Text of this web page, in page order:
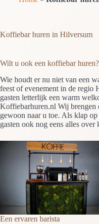
Koffiebar huren in Hilversum
Wilt u ook een koffiebar
Wie houdt er nu niet van een
feest of evenement in de
gasten letterlijk een warm
Koffiebarhuren.nl Wij
gewoon naar u toe. Als klap
gasten ook nog eens alles
Een ervaren barista